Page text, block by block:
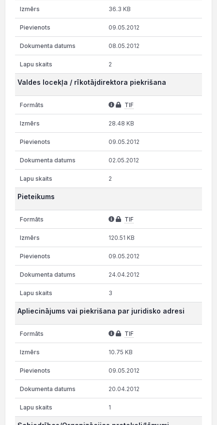
36.3 KB
09.05.2012
08.05.2012
2
Valdes locekļa / rīkotājdirektora piekrišana
TIF
28.48 KB
09.05.2012
02.05.2012
2
Pieteikums
TIF
120.51 KB
09.05.2012
24.04.2012
3
Apliecinājums vai piekrišana par juridisko adresi
TIF
10.75 KB
09.05.2012
20.04.2012
1